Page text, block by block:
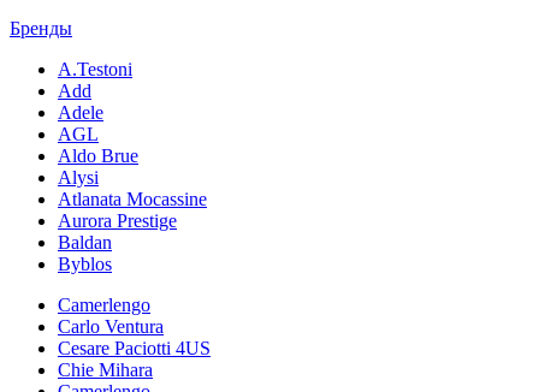
Бренды
A.Testoni
Add
Adele
AGL
Aldo Brue
Alysi
Atlanata Mocassine
Aurora Prestige
Baldan
Byblos
Camerlengo
Carlo Ventura
Cesare Paciotti 4US
Chie Mihara